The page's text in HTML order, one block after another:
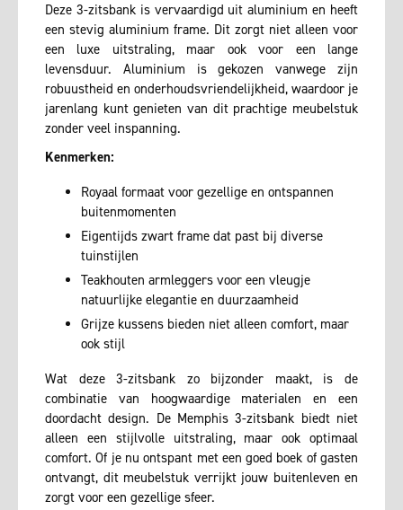
Deze 3-zitsbank is vervaardigd uit aluminium en heeft
een stevig aluminium frame. Dit zorgt niet alleen voor
een luxe uitstraling, maar ook voor een lange
levensduur. Aluminium is gekozen vanwege zijn
robuustheid en onderhoudsvriendelijkheid, waardoor je
jarenlang kunt genieten van dit prachtige meubelstuk
zonder veel inspanning.
Kenmerken:
Royaal formaat voor gezellige en ontspannen
buitenmomenten
Eigentijds zwart frame dat past bij diverse
tuinstijlen
Teakhouten armleggers voor een vleugje
natuurlijke elegantie en duurzaamheid
Grijze kussens bieden niet alleen comfort, maar
ook stijl
Wat deze 3-zitsbank zo bijzonder maakt, is de
combinatie van hoogwaardige materialen en een
doordacht design. De Memphis 3-zitsbank biedt niet
alleen een stijlvolle uitstraling, maar ook optimaal
comfort. Of je nu ontspant met een goed boek of gasten
ontvangt, dit meubelstuk verrijkt jouw buitenleven en
zorgt voor een gezellige sfeer.